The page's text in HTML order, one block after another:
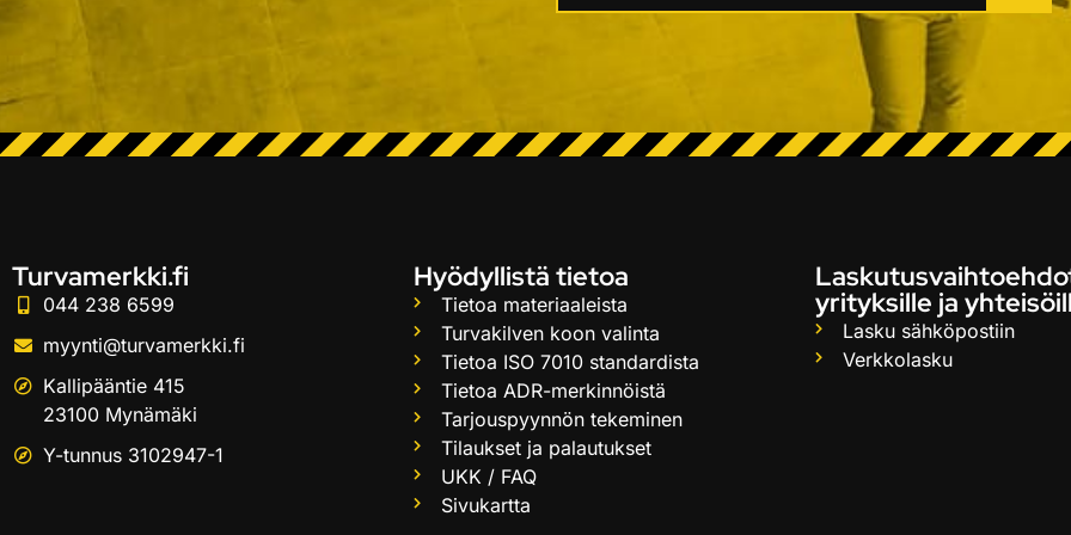
Turvamerkki.fi
044 238 6599
myynti@turvamerkki.fi
Kallipääntie 415
23100 Mynämäki
Y-tunnus 3102947-1
Hyödyllistä tietoa
Tietoa materiaaleista
Turvakilven koon valinta
Tietoa ISO 7010 standardista
Tietoa ADR-merkinnöistä
Tarjouspyynnön tekeminen
Tilaukset ja palautukset
UKK / FAQ
Sivukartta
yrityksille ja
Lasku sähköpostiin
Verkkolasku